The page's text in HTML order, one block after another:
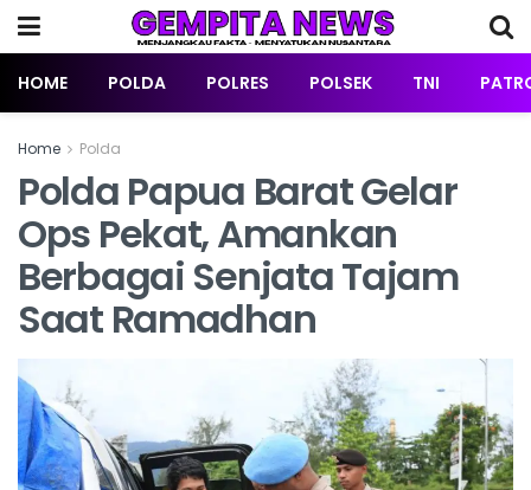
HOME POLDA POLRES POLSEK TNI
Home Polda
Polda Papua Barat Gelar
Ops Pekat, Amankan
Berbagai Senjata Tajam
Saat Ramadhan